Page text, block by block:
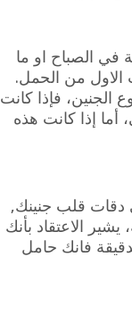
في الصباح او ما
الاول من الحمل.
الجنين، فإذا كانت
أما إذا كانت هذه
دقات قلب جنينك,
نبضة في الدقيقة، يشير الاعتقاد بأنك
قلبه أكثر من 140 نبضة في الدقيقة فانك حامل